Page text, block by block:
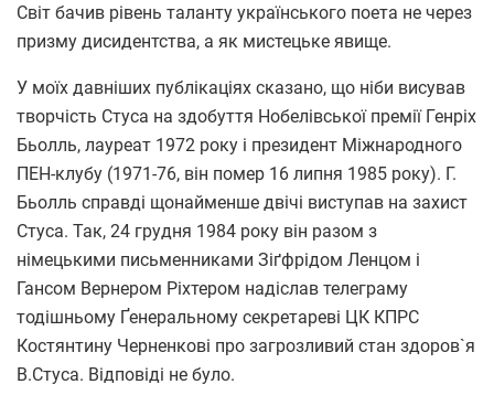
Світ бачив рівень таланту українського поета не через
призму дисидентства, а як мистецьке явище.
У моїх давніших публікаціях сказано, що ніби висував
творчість Стуса на здобуття Нобелівської премії Генріх
Бьолль, лауреат 1972 року і президент Міжнародного
ПЕН-клубу (1971-76, він помер 16 липня 1985 року). Г.
Бьолль справді щонайменше двічі виступав на захист
Стуса. Так, 24 грудня 1984 року він разом з
німецькими письменниками Зіґфрідом Ленцом і
Гансом Вернером Ріхтером надіслав телеграму
тодішньому Ґенеральному секретареві ЦК КПРС
Костянтину Черненкові про загрозливий стан здоров`я
В.Стуса. Відповіді не було.